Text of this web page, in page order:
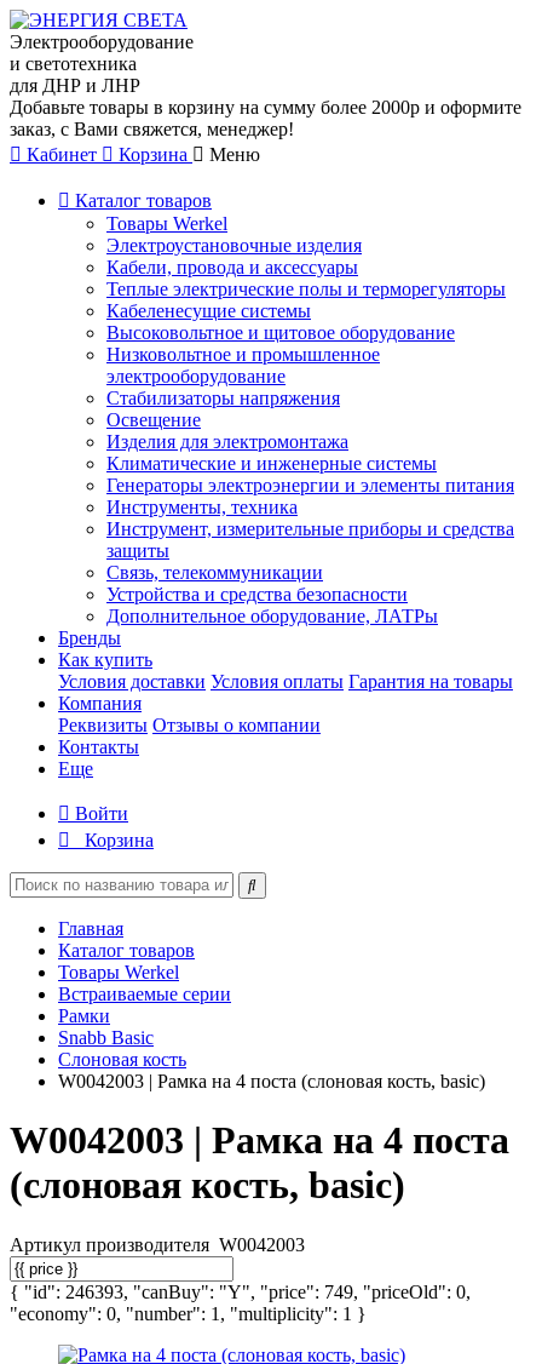
Электрооборудование
и светотехника
для ДНР и ЛНР
Добавьте товары в корзину на сумму более 2000р и оформите
заказ, с Вами свяжется, менеджер!
Кабинет
Корзина Меню
Каталог товаров
Товары Werkel
Электроустановочные изделия
Кабели, провода и аксессуары
Теплые электрические полы и терморегуляторы
Кабеленесущие системы
Высоковольтное и щитовое оборудование
Низковольтное и промышленное
электрооборудование
Стабилизаторы напряжения
Освещение
Изделия для электромонтажа
Климатические и инженерные системы
Генераторы электроэнергии и элементы питания
Инструменты, техника
Инструмент, измерительные приборы и средства
защиты
Связь, телекоммуникации
Устройства и средства безопасности
Дополнительное оборудование, ЛАТРы
Бренды
Как купить
Условия доставки Условия оплаты Гарантия на товары
Компания
Реквизиты Отзывы о компании
Контакты
Еще
Войти
Корзина
Главная
Каталог товаров
Товары Werkel
Встраиваемые серии
Рамки
Snabb Basic
Слоновая кость
W0042003 | Рамка на 4 поста (слоновая кость, basic)
W0042003 | Рамка на 4 поста
(слоновая кость, basic)
Артикул производителя W0042003
{ "id": 246393, "canBuy": "Y", "price": 749, "priceOld": 0,
"economy": 0, "number": 1, "multiplicity": 1 }